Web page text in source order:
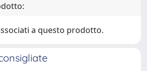
a questo prodotto.